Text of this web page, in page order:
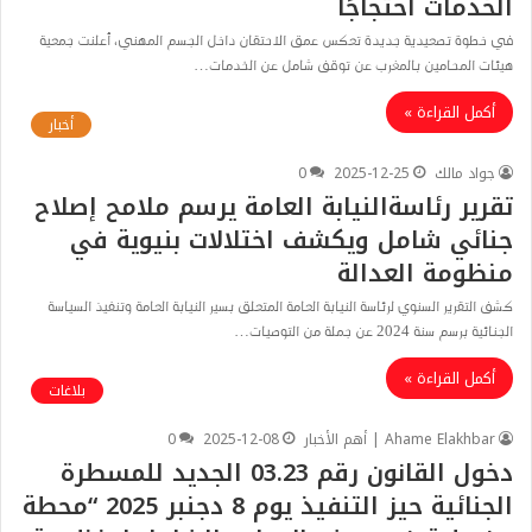
في خطوة تصعيدية جديدة تعكس عمق الاحتقان داخل الجسم المهني، أعلنت جمعية
هيئات المحامين بالمغرب عن توقف شامل عن الخدمات…
أكمل القراءة »
أخبار
جواد مالك
2025-12-25
0
تقرير رئاسةالنيابة العامة يرسم ملامح إصلاح
جنائي شامل ويكشف اختلالات بنيوية في
منظومة العدالة
كشف التقرير السنوي لرئاسة النيابة العامة المتعلق بسير النيابة العامة وتنفيذ السياسة
الجنائية برسم سنة 2024 عن جملة من التوصيات…
أكمل القراءة »
بلاغات
Ahame Elakhbar | أهم الأخبار
2025-12-08
0
دخول القانون رقم 03.23 الجديد للمسطرة
الجنائية حيز التنفيذ يوم 8 دجنبر 2025 “محطة